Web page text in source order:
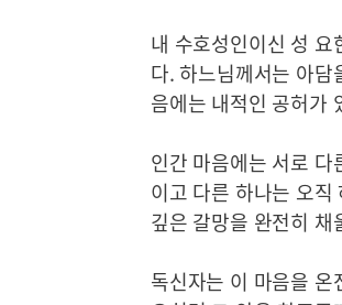
내 수호성인이신 성
다. 하느님께서는 아
음에는 내적인 공허가
인간 마음에는 서로
이고 다른 하나는 오
깊은 갈망을 완전히 채
독신자는 이 마음을